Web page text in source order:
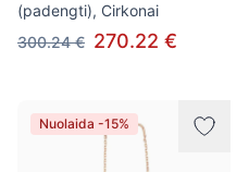
(padengti), Cirkonai
300.24 € 270.22 €
Nuolaida -15%